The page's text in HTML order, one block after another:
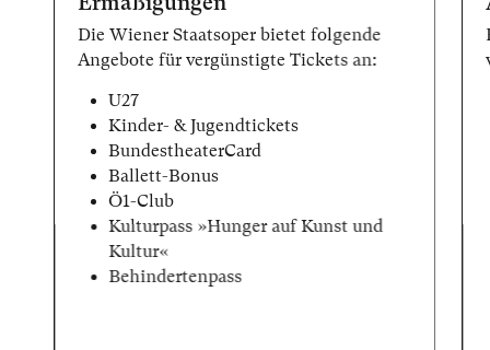
Die Wiener Staatsoper bietet folgende
Angebote für vergünstigte Tickets an:
U27
Kinder- & Jugendtickets
BundestheaterCard
Ballett-Bonus
Ö1-Club
Kulturpass »Hunger auf Kunst und
Kultur«
Behindertenpass